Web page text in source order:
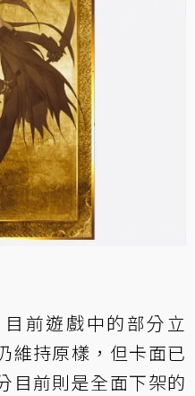
目前遊戲中的部分立
維持原樣，但卡面已
目前則是全面下架的